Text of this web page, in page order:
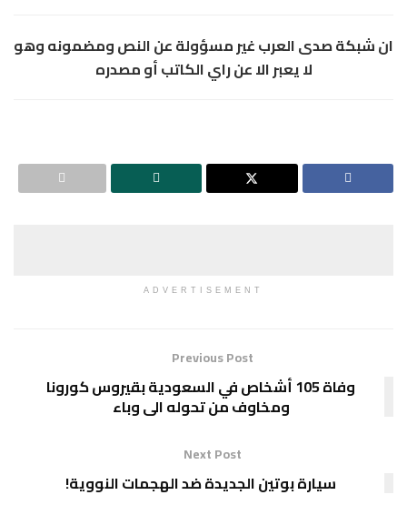
ان شبكة صدى العرب غير مسؤولة عن النص ومضمونه وهو
لا يعبر الا عن راي الكاتب أو مصدره
ADVERTISEMENT
Previous Post
وفاة 105 أشخاص في السعودية بقيروس كورونا
ومخاوف من تحوله الى وباء
Next Post
سيارة بوتين الجديدة ضد الهجمات النووية!